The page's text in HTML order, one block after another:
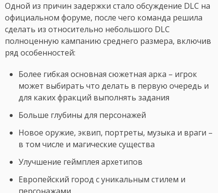
Одной из причин задержки стало обсуждение DLC на
официальном форуме, после чего команда решила
сделать из относительно небольшого DLC
полноценную кампанию среднего размера, включив
ряд особенностей:
Более гибкая основная сюжетная арка – игрок
может выбирать что делать в первую очередь и
для каких фракций выполнять задания
Больше глубины для персонажей
Новое оружие, эквип, портреты, музыка и враги –
в том числе и магические существа
Улучшение геймплея архетипов
Европейский город с уникальным стилем и